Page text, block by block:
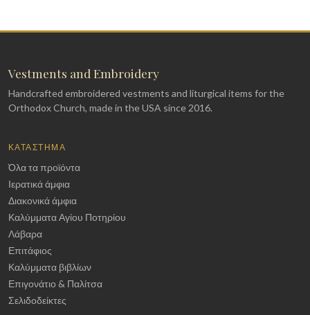
Vestments and Embroidery
Handcrafted embroidered vestments and liturgical items for the
Orthodox Church, made in the USA since 2016.
ΚΑΤΆΣΤΗΜΑ
Όλα τα προϊόντα
Ιερατικά άμφια
Διακονικά άμφια
Καλύμματα Αγίου Ποτηρίου
Λάβαρα
Επιτάφιος
Καλύμματα βιβλίων
Επιγονάτιο & Παλίτσα
Σελιδοδείκτες